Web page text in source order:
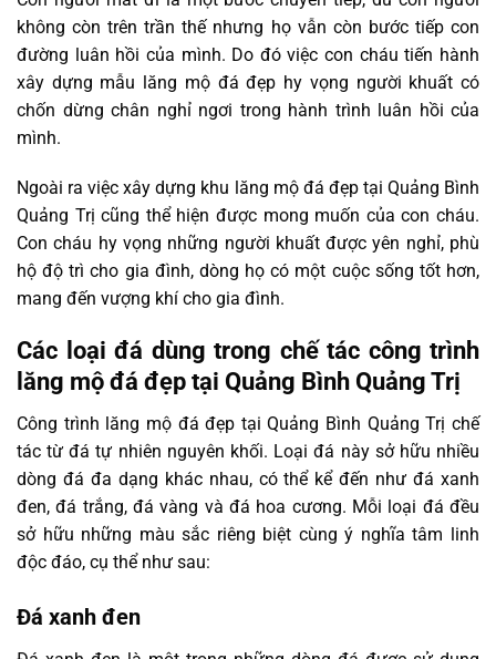
không còn trên trần thế nhưng họ vẫn còn bước tiếp con
đường luân hồi của mình. Do đó việc con cháu tiến hành
xây dựng mẫu lăng mộ đá đẹp hy vọng người khuất có
chốn dừng chân nghỉ ngơi trong hành trình luân hồi của
mình.
Ngoài ra việc xây dựng khu lăng mộ đá đẹp tại Quảng Bình
Quảng Trị cũng thể hiện được mong muốn của con cháu.
Con cháu hy vọng những người khuất được yên nghỉ, phù
hộ độ trì cho gia đình, dòng họ có một cuộc sống tốt hơn,
mang đến vượng khí cho gia đình.
Các loại đá dùng trong chế tác công trình
lăng mộ đá đẹp tại Quảng Bình Quảng Trị
Công trình lăng mộ đá đẹp tại Quảng Bình Quảng Trị chế
tác từ đá tự nhiên nguyên khối. Loại đá này sở hữu nhiều
dòng đá đa dạng khác nhau, có thể kể đến như đá xanh
đen, đá trắng, đá vàng và đá hoa cương. Mỗi loại đá đều
sở hữu những màu sắc riêng biệt cùng ý nghĩa tâm linh
độc đáo, cụ thể như sau:
Đá xanh đen